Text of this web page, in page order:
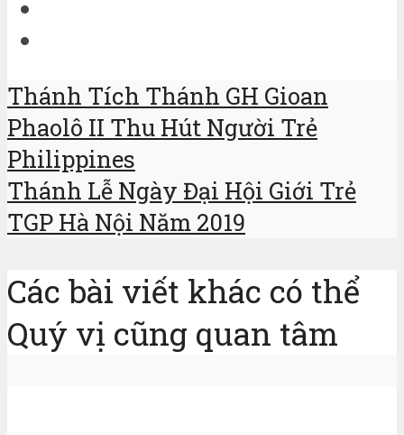
Thánh Tích Thánh GH Gioan
Phaolô II Thu Hút Người Trẻ
Philippines
Thánh Lễ Ngày Đại Hội Giới Trẻ
TGP Hà Nội Năm 2019
Các bài viết khác có thể
Quý vị cũng quan tâm